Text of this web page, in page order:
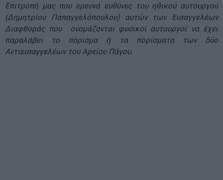
Επιτροπή μας που ερευνά ευθύνες του ηθικού αυτουργού
(Δημητρίου Παπαγγελόπουλου) αυτών των Εισαγγελέων
Διαφθοράς που ονομάζονται φυσικοί αυτουργοί να έχει
παραλάβει το πόρισμα ή τα πορίσματα των δύο
Αντιεισαγγελέων του Αρείου Πάγου.